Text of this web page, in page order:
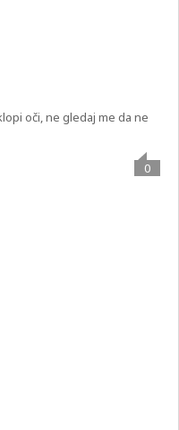
oči, ne gledaj me da ne
0